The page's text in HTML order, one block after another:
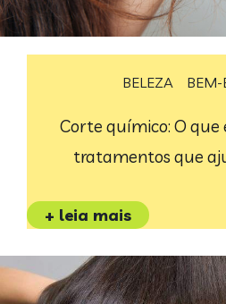
BELEZA BEM-
Corte químico: O que
tratamentos que
+ leia mais